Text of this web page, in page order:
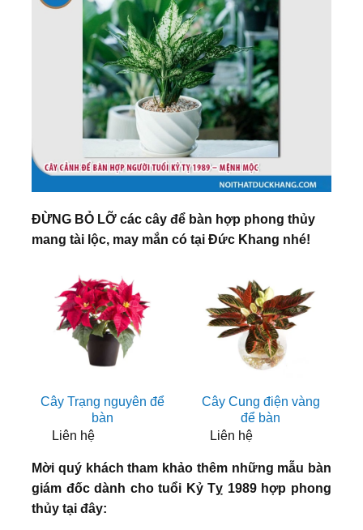
ĐỪNG BỎ LỠ các cây để bàn hợp phong thủy
mang tài lộc, may mắn có tại Đức Khang nhé!
Cây Trạng nguyên để
bàn
Liên hệ
Cây Cung điện vàng
để bàn
Liên hệ
Mời quý khách tham khảo thêm những mẫu bàn
giám đốc dành cho tuổi Kỷ Tỵ 1989 hợp phong
thủy tại đây: